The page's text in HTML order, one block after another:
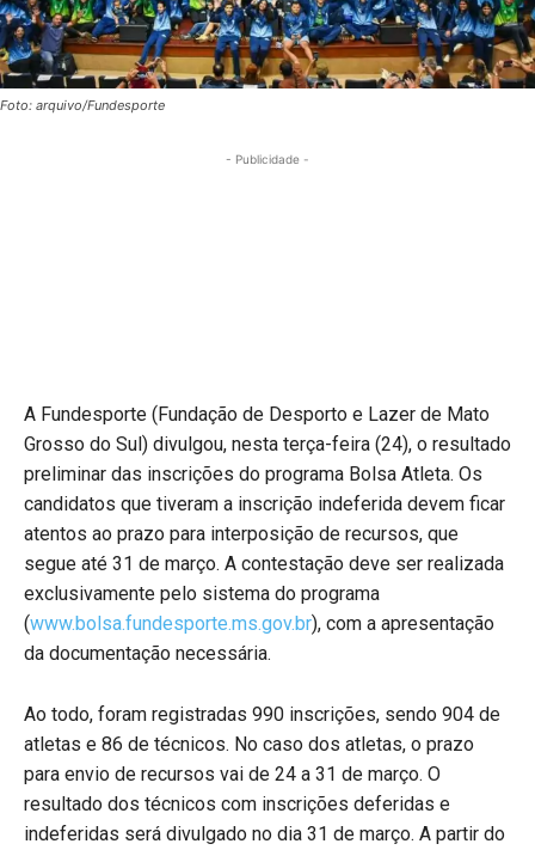
Foto: arquivo/Fundesporte
- Publicidade -
A Fundesporte (Fundação de Desporto e Lazer de Mato
Grosso do Sul) divulgou, nesta terça-feira (24), o resultado
preliminar das inscrições do programa Bolsa Atleta. Os
candidatos que tiveram a inscrição indeferida devem ficar
atentos ao prazo para interposição de recursos, que
segue até 31 de março. A contestação deve ser realizada
exclusivamente pelo sistema do programa
(www.bolsa.fundesporte.ms.gov.br), com a apresentação
da documentação necessária.
Ao todo, foram registradas 990 inscrições, sendo 904 de
atletas e 86 de técnicos. No caso dos atletas, o prazo
para envio de recursos vai de 24 a 31 de março. O
resultado dos técnicos com inscrições deferidas e
indeferidas será divulgado no dia 31 de março. A partir do